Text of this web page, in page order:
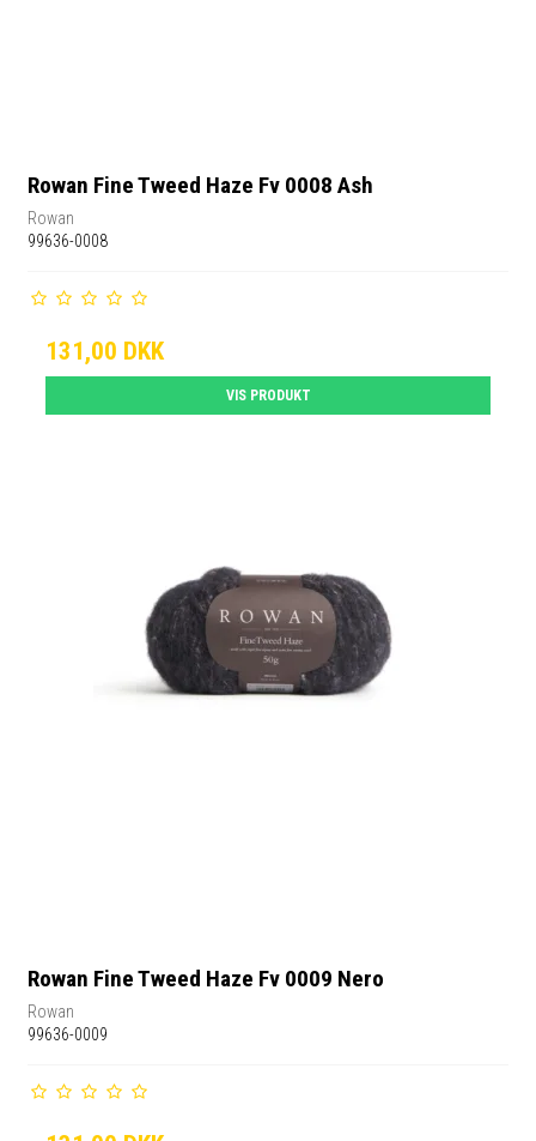
Rowan Fine Tweed Haze Fv 0008 Ash
Rowan
99636-0008
131,00 DKK
VIS PRODUKT
Rowan Fine Tweed Haze Fv 0009 Nero
Rowan
99636-0009